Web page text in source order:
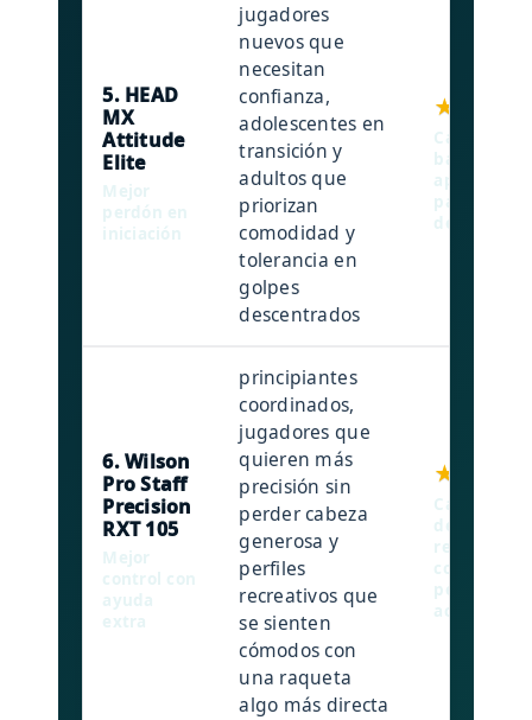
5. HEAD
MX
Attitude
Elite
Mejor
perdón en
iniciación
jugadores
nuevos que
necesitan
confianza,
adolescentes en
transición y
adultos que
priorizan
comodidad y
tolerancia en
golpes
descentrados
Cabeza
bajo y
pasar más
desde el
6. Wilson
Pro Staff
Precision
RXT 105
Mejor
control con
ayuda
extra
principiantes
coordinados,
jugadores que
quieren más
precisión sin
perder cabeza
generosa y
perfiles
recreativos que
se sienten
cómodos con
una raqueta
algo más directa
Cabeza
de
recreativa
pensada
accesible.